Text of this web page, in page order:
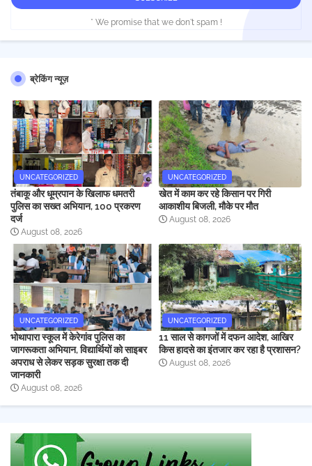
* We promise that we don't spam !
ब्रेकिंग न्यूज़
UNCATEGORIZED
तंबाकू और धूम्रपान के खिलाफ धमतरी
पुलिस का सख्त अभियान, 100 प्रकरण
दर्ज
August 08, 2026
UNCATEGORIZED
खेत में काम कर रहे किसान पर गिरी
आकाशीय बिजली, मौके पर मौत
August 08, 2026
UNCATEGORIZED
भोथापारा स्कूल में केरेगांव पुलिस का
जागरूकता अभियान, विद्यार्थियों को साइबर
अपराध से लेकर सड़क सुरक्षा तक दी
जानकारी
August 08, 2026
UNCATEGORIZED
11 साल से कागजों में दफन आदेश, आखिर
किस हादसे का इंतजार कर रहा है प्रशासन?
August 08, 2026